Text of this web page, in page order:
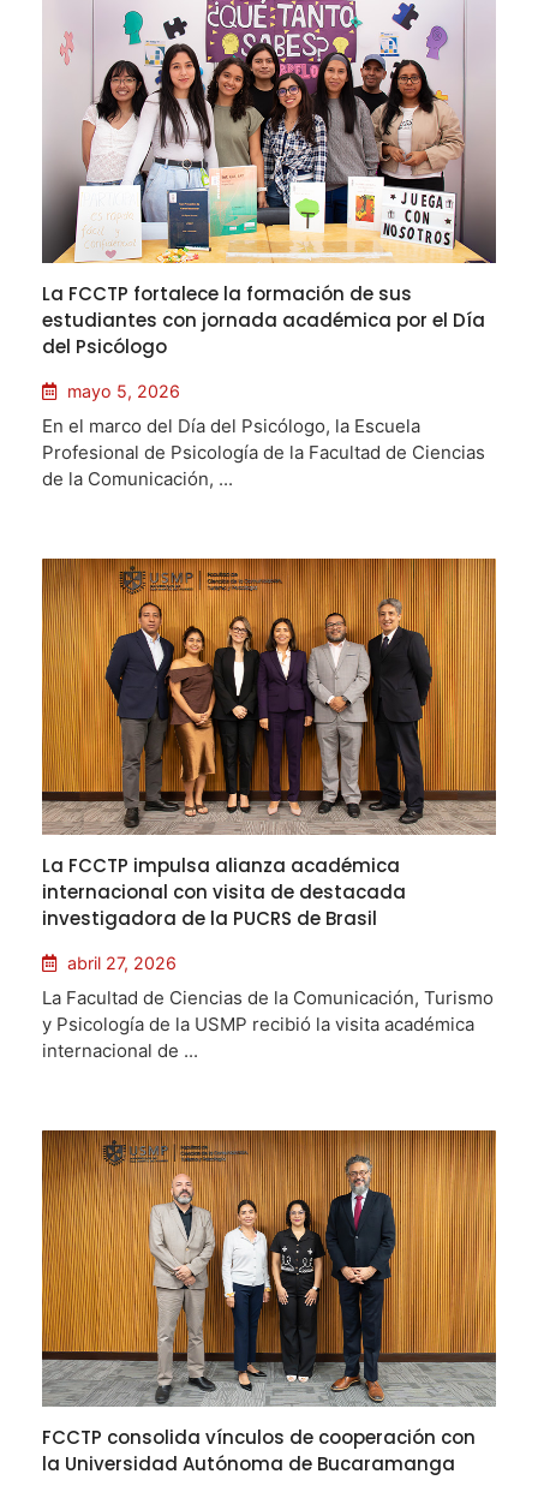
La FCCTP fortalece la formación de sus
estudiantes con jornada académica por el Día
del Psicólogo
mayo 5, 2026
En el marco del Día del Psicólogo, la Escuela
Profesional de Psicología de la Facultad de Ciencias
de la Comunicación, ...
La FCCTP impulsa alianza académica
internacional con visita de destacada
investigadora de la PUCRS de Brasil
abril 27, 2026
La Facultad de Ciencias de la Comunicación, Turismo
y Psicología de la USMP recibió la visita académica
internacional de ...
FCCTP consolida vínculos de cooperación con
la Universidad Autónoma de Bucaramanga